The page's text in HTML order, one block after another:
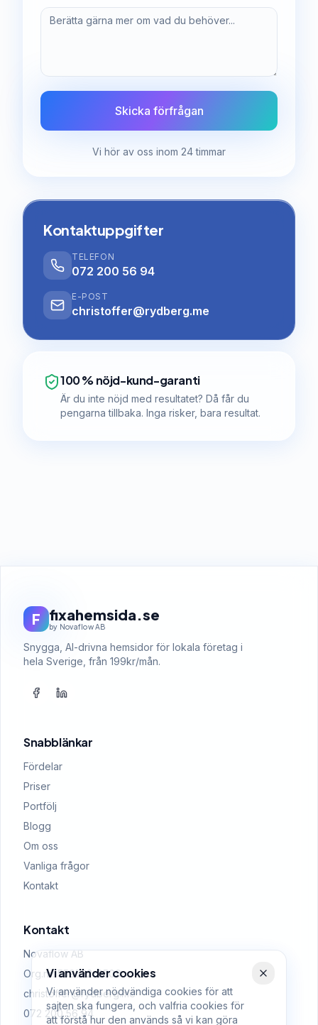
Skicka förfrågan
Vi hör av oss inom 24 timmar
Kontaktuppgifter
TELEFON
072 200 56 94
E-POST
christoffer@rydberg.me
100 % nöjd-kund-garanti
Är du inte nöjd med resultatet? Då får du
pengarna tillbaka. Inga risker, bara resultat.
F fixahemsida.se
by Novaflow AB
Snygga, AI-drivna hemsidor för lokala företag i
hela Sverige, från 199kr/mån.
Snabblänkar
Fördelar
Priser
Portfölj
Blogg
Om oss
Vanliga frågor
Kontakt
Kontakt
Novaflow AB
Org.nr: 559522-0509
christoffer@rydberg.me
072 200 56 94
Vi använder cookies
Vi använder nödvändiga cookies för att
sajten ska fungera, och valfria cookies för
att förstå hur den används så vi kan göra